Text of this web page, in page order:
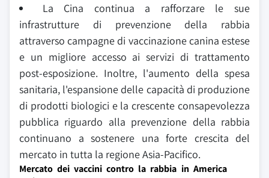
La Cina continua a rafforzare le sue
infrastrutture di prevenzione della rabbia
attraverso campagne di vaccinazione canina estese
e un migliore accesso ai servizi di trattamento
post-esposizione. Inoltre, l'aumento della spesa
sanitaria, l'espansione delle capacità di produzione
di prodotti biologici e la crescente consapevolezza
pubblica riguardo alla prevenzione della rabbia
continuano a sostenere una forte crescita del
mercato in tutta la regione Asia-Pacifico.
Mercato dei vaccini contro la rabbia in America